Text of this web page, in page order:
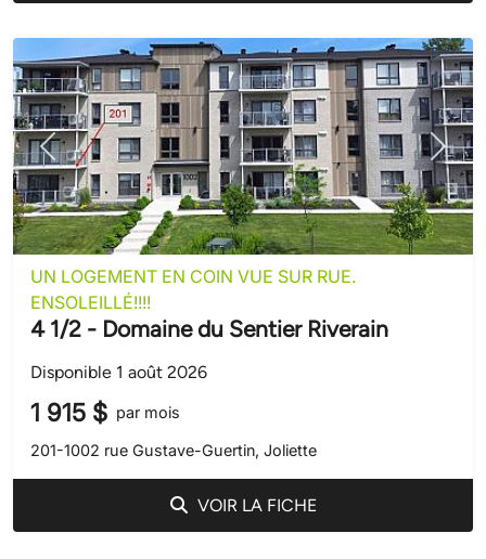
Précédent Suivant
UN LOGEMENT EN COIN VUE SUR RUE.
ENSOLEILLÉ!!!!
4 1/2 - Domaine du Sentier Riverain
Disponible 1 août 2026
1 915 $ par mois
201-1002 rue Gustave-Guertin, Joliette
VOIR LA FICHE